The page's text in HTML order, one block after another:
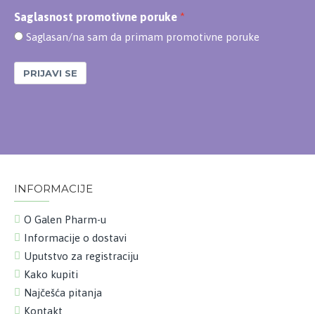
Saglasnost promotivne poruke
Saglasan/na sam da primam promotivne poruke
PRIJAVI SE
INFORMACIJE
O Galen Pharm-u
Informacije o dostavi
Uputstvo za registraciju
Kako kupiti
Najčešća pitanja
Kontakt